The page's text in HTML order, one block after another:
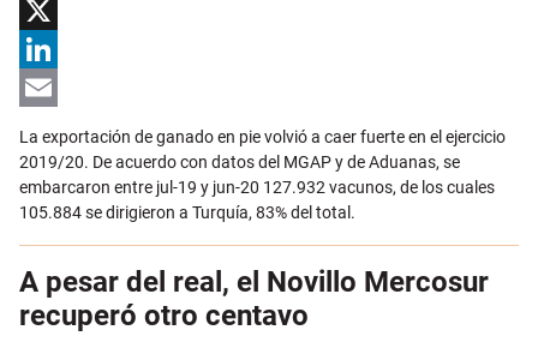
Facebook
X
LinkedIn
La exportación de ganado en pie volvió a caer fuerte en el ejercicio
2019/20. De acuerdo con datos del MGAP y de Aduanas, se
embarcaron entre jul-19 y jun-20 127.932 vacunos, de los cuales
105.884 se dirigieron a Turquía, 83% del total.
A pesar del real, el Novillo Mercosur
recuperó otro centavo